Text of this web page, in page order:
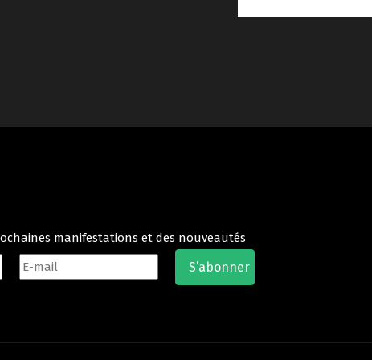
manifestations et des nouveautés